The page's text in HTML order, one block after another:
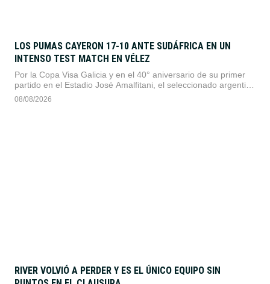
LOS PUMAS CAYERON 17-10 ANTE SUDÁFRICA EN UN
INTENSO TEST MATCH EN VÉLEZ
Por la Copa Visa Galicia y en el 40° aniversario de su primer
partido en el Estadio José Amalfitani, el seleccionado argentino
dio pelea ante los bicampeones del mundo en un duelo
08/08/2026
RIVER VOLVIÓ A PERDER Y ES EL ÚNICO EQUIPO SIN